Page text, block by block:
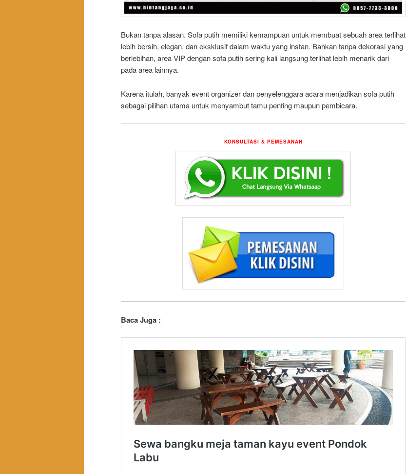
Bukan tanpa alasan. Sofa putih memiliki kemampuan untuk membuat sebuah area terlihat
lebih bersih, elegan, dan eksklusif dalam waktu yang instan. Bahkan tanpa dekorasi yang
berlebihan, area VIP dengan sofa putih sering kali langsung terlihat lebih menarik dari
pada area lainnya.
Karena itulah, banyak event organizer dan penyelenggara acara menjadikan sofa putih
sebagai pilihan utama untuk menyambut tamu penting maupun pembicara.
KONSULTASI & PEMESANAN
Baca Juga :